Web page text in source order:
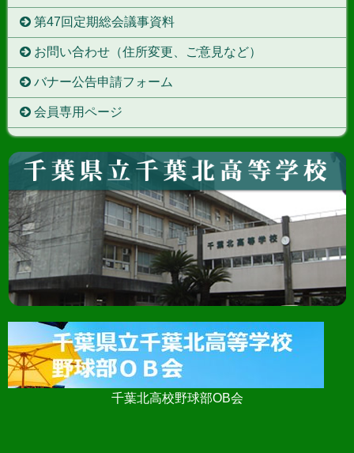
第47回定期総会議事資料
お問い合わせ（住所変更、ご意見など）
バナー公告申請フォーム
会員専用ページ
千葉北高校野球部OB会